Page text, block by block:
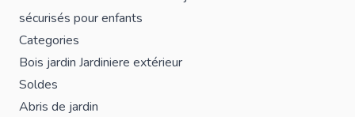
sécurisés pour enfants
Categories
Bois jardin Jardiniere extérieur
Soldes
Abris de jardin